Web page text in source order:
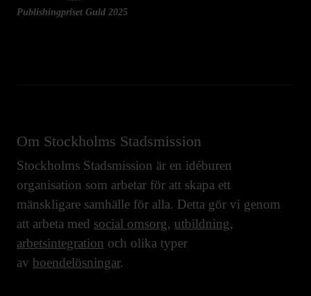
Publishingpriset Guld 2025
Om Stockholms Stadsmission
Stockholms Stadsmission är en idéburen
organisation som arbetar för att skapa ett
mänskligare samhälle för alla. Detta gör vi genom
att arbeta med social omsorg, utbildning,
arbetsintegration och olika typer
av boendelösningar.